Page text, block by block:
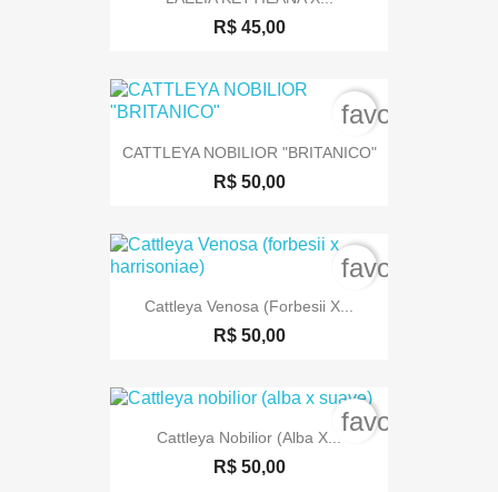
R$ 45,00
CATTLEYA NOBILIOR "BRITANICO"
R$ 50,00
Cattleya Venosa (forbesii X...
R$ 50,00
Cattleya Nobilior (alba X...
R$ 50,00